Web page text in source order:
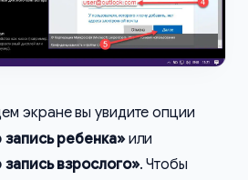
экране вы увидите опции
ребенка»или
взрослого». Чтобы